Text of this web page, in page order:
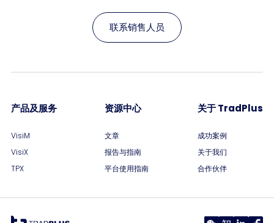
联系销售人员
产品及服务
VisiM
VisiX
TPX
资源中心
文章
报告与指南
平台使用指南
关于 TradPlus
成功案例
关于我们
合作伙伴